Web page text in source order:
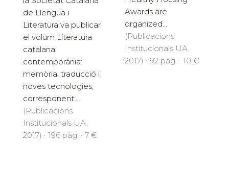
de Llengua i
Literatura va publicar
el volum Literatura
catalana
contemporània:
memòria, traducció i
noves tecnologies,
corresponent...
(Publicacions
Institucionals UA,
2017) · 196 pàg. · 7 €
Awards are
organized...
(Publicacions
Institucionals UA,
2017) · 92 pàg. · 10 €